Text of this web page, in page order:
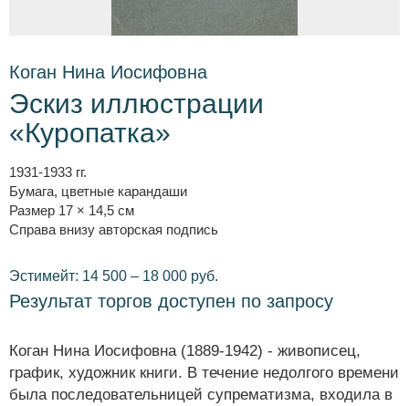
Коган Нина Иосифовна
Эскиз иллюстрации
«Куропатка»
1931-1933 гг.
Бумага, цветные карандаши
Размер 17 × 14,5 см
Справа внизу авторская подпись
Эстимейт: 14 500 – 18 000 руб.
Результат торгов доступен по запросу
Коган Нина Иосифовна (1889-1942) - живописец,
график, художник книги. В течение недолгого времени
была последовательницей супрематизма, входила в